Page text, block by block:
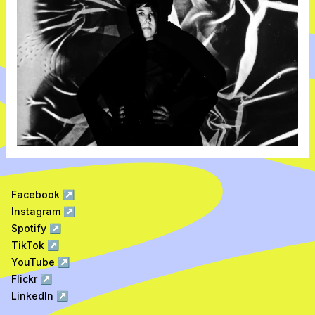
Facebook ↗
Instagram ↗
Spotify ↗
TikTok ↗
YouTube ↗
Flickr↗
LinkedIn ↗